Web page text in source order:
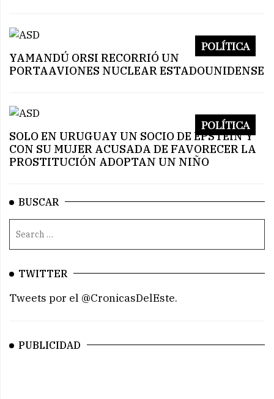
POLÍTICA
YAMANDÚ ORSI RECORRIÓ UN
PORTAAVIONES NUCLEAR ESTADOUNIDENSE
POLÍTICA
SOLO EN URUGUAY UN SOCIO DE EPSTEIN Y
CON SU MUJER ACUSADA DE FAVORECER LA
PROSTITUCIÓN ADOPTAN UN NIÑO
BUSCAR
TWITTER
Tweets por el @CronicasDelEste.
PUBLICIDAD